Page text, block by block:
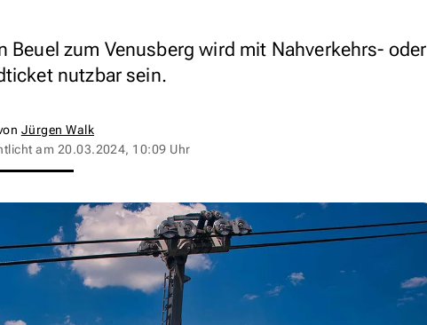
Beuel zum Venusberg wird mit Nahverkehrs- oder
nutzbar sein.
Jürgen Walk
am 20.03.2024, 10:09 Uhr